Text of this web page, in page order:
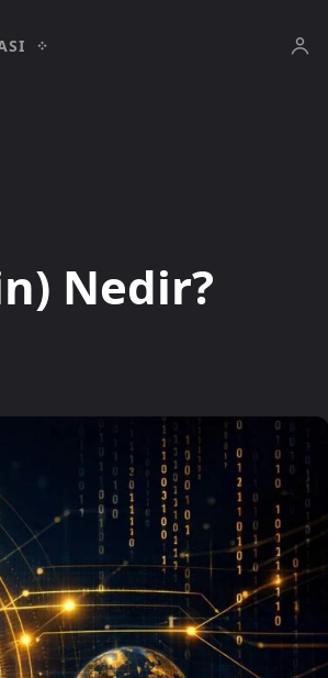
Nedir?